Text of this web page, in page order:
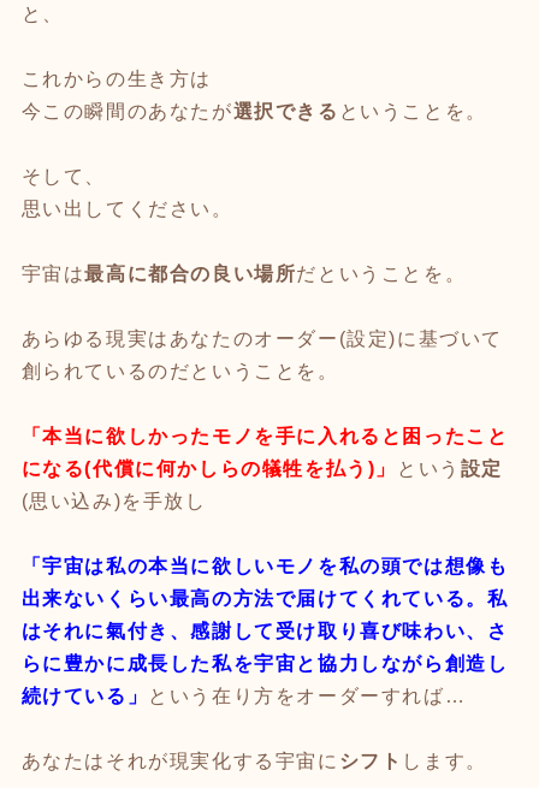
と、
これからの生き方は
今この瞬間のあなたが選択できる ということを。
そして、
思い出してください。
宇宙は最高に都合の良い場所だということを。
あらゆる現実はあなたのオーダー(設定)に基づいて
創られているのだということを。
「本当に欲しかったモノを手に入れると困ったこと
になる(代償に何かしらの犠牲を払う)」
という 設定
(思い込み)を手放し
「宇宙は私の本当に欲しいモノを私の頭では想像も
出来ないくらい最高の方法で届けてくれている。私
はそれに氣付き、感謝して受け取り喜び味わい、さ
らに豊かに成長した私を宇宙と協力しながら創造し
続けている」
という在り方をオーダーすれば…
あなたはそれが現実化する宇宙に シフト します。